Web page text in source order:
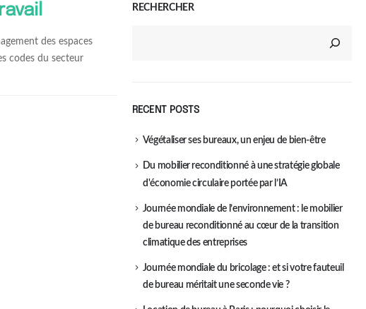
des espaces
codes du secteur
RECHERCHER
RECENT POSTS
Végétaliser ses bureaux, un enjeu de bien-être
Du mobilier reconditionné à une stratégie globale
d'économie circulaire portée par l’IA
Journée mondiale de l’environnement : le mobilier
de bureau reconditionné au cœur de la transition
climatique des entreprises
Journée mondiale du bricolage : et si votre fauteuil
de bureau méritait une seconde vie ?